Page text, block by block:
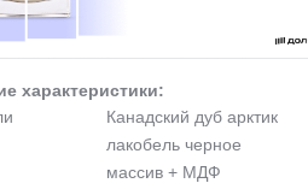
характеристики:
Канадский дуб арктик
лакобель черное
массив + МДФ